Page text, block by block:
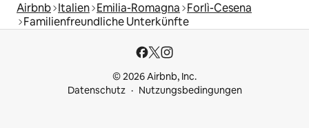
Airbnb Italien Emilia-Romagna Forlì-Cesena
Familienfreundliche Unterkünfte
© 2026 Airbnb, Inc.
Datenschutz
Nutzungsbedingungen